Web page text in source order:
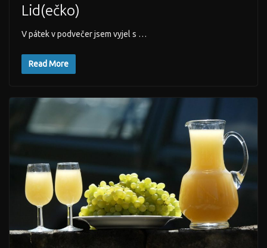
Lid(ečko)
V pátek v podvečer jsem vyjel s …
Read More